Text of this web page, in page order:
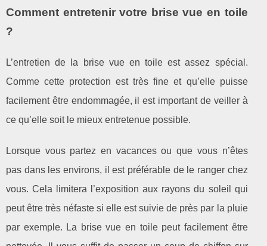
Comment entretenir votre brise vue en toile
?
L’entretien de la brise vue en toile est assez spécial.
Comme cette protection est très fine et qu’elle puisse
facilement être endommagée, il est important de veiller à
ce qu’elle soit le mieux entretenue possible.
Lorsque vous partez en vacances ou que vous n’êtes
pas dans les environs, il est préférable de le ranger chez
vous. Cela limitera l’exposition aux rayons du soleil qui
peut être très néfaste si elle est suivie de près par la pluie
par exemple. La brise vue en toile peut facilement être